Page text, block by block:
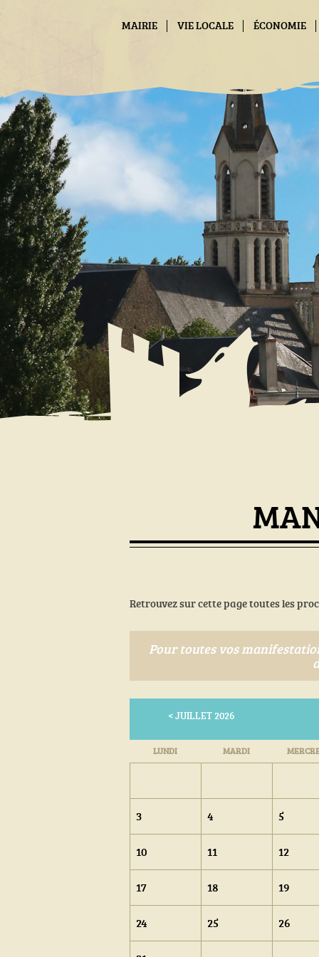
MAIRIE VIE LOCALE ÉCONOMIE
Retrouvez sur cette page toutes les
Pour toutes vos
< JUILLET 2026
LUNDI MARDI MER
3 4 5
10 11 12
17 18 19
24 25 26